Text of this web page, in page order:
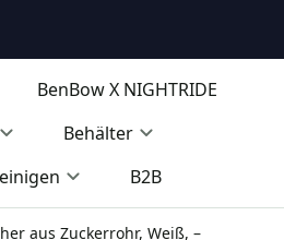
BenBow X NIGHTRIDE
Behälter
B2B
aus Zuckerrohr, Weiß, –